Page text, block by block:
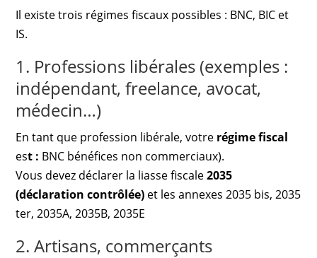
Il existe trois régimes fiscaux possibles : BNC, BIC et
IS.
1. Professions libérales (exemples :
indépendant, freelance, avocat,
médecin…)
En tant que profession libérale, votre régime fiscal
est : BNC bénéfices non commerciaux).
Vous devez déclarer la liasse fiscale2035
(déclaration contrôlée) et les annexes 2035 bis, 2035
ter, 2035A, 2035B, 2035E
2. Artisans, commerçants